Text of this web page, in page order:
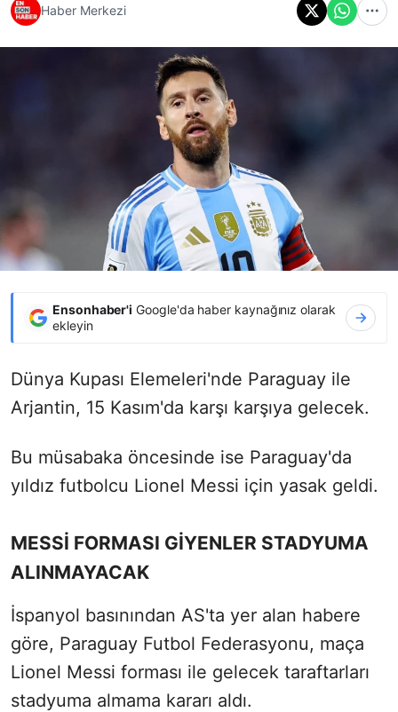
Haber Merkezi
Ensonhaber'i Google'da haber kaynağınız olarak
ekleyin
Dünya Kupası Elemeleri'nde Paraguay ile
Arjantin, 15 Kasım'da karşı karşıya gelecek.
Bu müsabaka öncesinde ise Paraguay'da
yıldız futbolcu Lionel Messi için yasak geldi.
MESSİ FORMASI GİYENLER STADYUMA
ALINMAYACAK
İspanyol basınından AS'ta yer alan habere
göre, Paraguay Futbol Federasyonu, maça
Lionel Messi forması ile gelecek taraftarları
stadyuma almama kararı aldı.